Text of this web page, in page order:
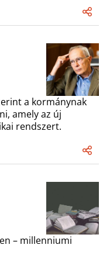
a kormánynak
amely az új
rendszert.
– millenniumi